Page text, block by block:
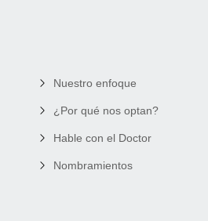
Nuestro enfoque
¿Por qué nos optan?
Hable con el Doctor
Nombramientos